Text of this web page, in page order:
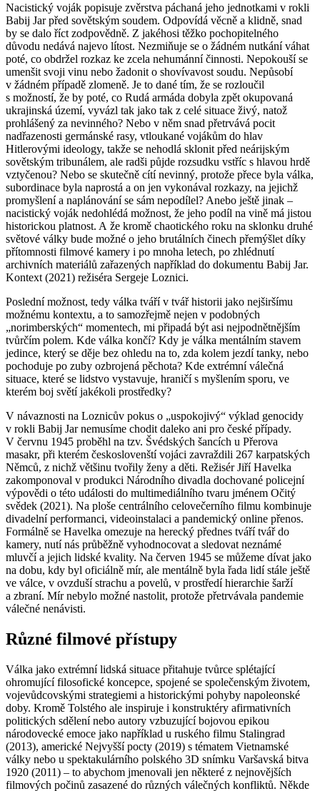
Nacistický voják popisuje zvěrstva páchaná jeho jednotkami v rokli
Babij Jar před sovětským soudem. Odpovídá věcně a klidně, snad
by se dalo říct zodpovědně. Z jakéhosi těžko pochopitelného
důvodu nedává najevo lítost. Nezmiňuje se o žádném nutkání váhat
poté, co obdržel rozkaz ke zcela nehumánní činnosti. Nepokouší se
umenšit svoji vinu nebo žadonit o shovívavost soudu. Nepůsobí
v žádném případě zlomeně. Je to dané tím, že se rozloučil
s možností, že by poté, co Rudá armáda dobyla zpět okupovaná
ukrajinská území, vyvázl tak jako tak z celé situace živý, natož
prohlášený za nevinného? Nebo v něm snad přetrvává pocit
nadřazenosti germánské rasy, vtloukané vojákům do hlav
Hitlerovými ideology, takže se nehodlá sklonit před neárijským
sovětským tribunálem, ale radši půjde rozsudku vstříc s hlavou hrdě
vztyčenou? Nebo se skutečně cítí nevinný, protože přece byla válka,
subordinace byla naprostá a on jen vykonával rozkazy, na jejichž
promyšlení a naplánování se sám nepodílel? Anebo ještě jinak –
nacistický voják nedohlédá možnost, že jeho podíl na vině má jistou
historickou platnost. A že kromě chaotického roku na sklonku druhé
světové války bude možné o jeho brutálních činech přemýšlet díky
přítomnosti filmové kamery i po mnoha letech, po zhlédnutí
archivních materiálů zařazených například do dokumentu Babij Jar.
Kontext (2021) režiséra Sergeje Loznici.
Poslední možnost, tedy válka tváří v tvář historii jako nejširšímu
možnému kontextu, a to samozřejmě nejen v podobných
„norimberských“ momentech, mi připadá být asi nejpodnětnějším
tvůrčím polem. Kde válka končí? Kdy je válka mentálním stavem
jedince, který se děje bez ohledu na to, zda kolem jezdí tanky, nebo
pochoduje po zuby ozbrojená pěchota? Kde extrémní válečná
situace, které se lidstvo vystavuje, hraničí s myšlením sporu, ve
kterém boj světí jakékoli prostředky?
V návaznosti na Loznicův pokus o „uspokojivý“ výklad genocidy
v rokli Babij Jar nemusíme chodit daleko ani pro české případy.
V červnu 1945 proběhl na tzv. Švédských šancích u Přerova
masakr, při kterém českoslovenští vojáci zavraždili 267 karpatských
Němců, z nichž většinu tvořily ženy a děti. Režisér Jiří Havelka
zakomponoval v produkci Národního divadla dochované policejní
výpovědi o této události do multimediálního tvaru jménem Očitý
svědek (2021). Na ploše centrálního celovečerního filmu kombinuje
divadelní performanci, videoinstalaci a pandemický online přenos.
Formálně se Havelka omezuje na herecký přednes tváří tvář do
kamery, nutí nás průběžně vyhodnocovat a sledovat neznámé
mluvčí a jejich lidské kvality. Na červen 1945 se můžeme dívat jako
na dobu, kdy byl oficiálně mír, ale mentálně byla řada lidí stále ještě
ve válce, v ovzduší strachu a povelů, v prostředí hierarchie šarží
a zbraní. Mír nebylo možné nastolit, protože přetrvávala pandemie
válečné nenávisti.
Různé filmové přístupy
Válka jako extrémní lidská situace přitahuje tvůrce splétající
ohromující filosofické koncepce, spojené se společenským životem,
vojevůdcovskými strategiemi a historickými pohyby napoleonské
doby. Kromě Tolstého ale inspiruje i konstruktéry afirmativních
politických sdělení nebo autory vzbuzující bojovou epikou
národovecké emoce jako například u ruského filmu Stalingrad
(2013), americké Nejvyšší pocty (2019) s tématem Vietnamské
války nebo u spektakulárního polského 3D snímku Varšavská bitva
1920 (2011) – to abychom jmenovali jen některé z nejnovějších
filmových počinů zasazené do různých válečných konfliktů. Někde